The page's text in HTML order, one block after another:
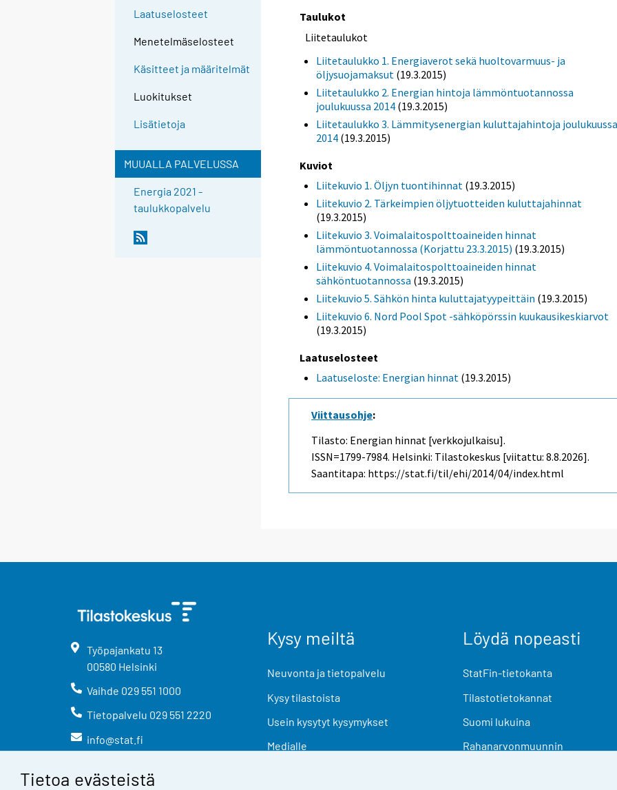
Tietoa evästeistä
Laatuselosteet
Menetelmäselosteet
Käsitteet ja määritelmät
Luokitukset
Lisätietoja
MUUALLA PALVELUSSA
Energia 2021 -
taulukkopalvelu
Taulukot
Liitetaulukot
Liitetaulukko 1. Energiaverot sekä huoltovarmuus- ja
öljysuojamaksut (19.3.2015)
Liitetaulukko 2. Energian hintoja lämmöntuotannossa
joulukuussa 2014 (19.3.2015)
Liitetaulukko 3. Lämmitysenergian kuluttajahintoja joulukuussa
2014 (19.3.2015)
Kuviot
Liitekuvio 1. Öljyn tuontihinnat (19.3.2015)
Liitekuvio 2. Tärkeimpien öljytuotteiden kuluttajahinnat
(19.3.2015)
Liitekuvio 3. Voimalaitospolttoaineiden hinnat
lämmöntuotannossa (Korjattu 23.3.2015) (19.3.2015)
Liitekuvio 4. Voimalaitospolttoaineiden hinnat
sähköntuotannossa (19.3.2015)
Liitekuvio 5. Sähkön hinta kuluttajatyypeittäin (19.3.2015)
Liitekuvio 6. Nord Pool Spot -sähköpörssin kuukausikeskiarvot
(19.3.2015)
Laatuselosteet
Laatuseloste: Energian hinnat (19.3.2015)
Viittausohje:
Tilasto: Energian hinnat [verkkojulkaisu].
ISSN=1799-7984. Helsinki: Tilastokeskus [viitattu: 8.8.2026].
Saantitapa: https://stat.fi/til/ehi/2014/04/index.html
Työpajankatu 13
00580 Helsinki
Vaihde 029 551 1000
Tietopalvelu 029 551 2220
info@stat.fi
Kysy meiltä
Neuvonta ja tietopalvelu
Kysy tilastoista
Usein kysytyt kysymykset
Medialle
Löydä nopeasti
StatFin-tietokanta
Tilastotietokannat
Suomi lukuina
Rahanarvonmuunnin